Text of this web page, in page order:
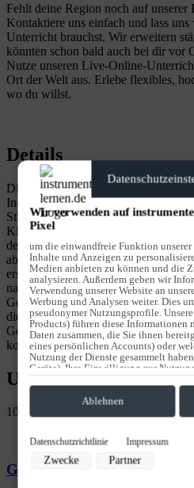
Fehlt deine Region noch auf
Kontaktiere uns einfach und lass
Unterricht brauchst. Wir erweitern
könnten schon bald auch bei dir vor
Nutze unseren Live-Online-
Ort der Welt aus. Erlebe flexibles,
wo du willst.
Details
Die Ausbildung der Stimme erfordert
Individuelle Merkmale sollen im
Stimmbildung erhalten bleiben.
Klangfarben können in der
dem Stil entsprechend aussagekräftig
aber immer in der Absicht des
erscheinen, weil es nicht anders
natürliche und von allen
Gesangstimme. Der Weg dorthin ist
die bei „Stiegler & Friends“ immer
Gesangsunterrichtes bildet.
kostenfreien Probestunde. Wir
Unsere
10
Geige
Wir verwenden auf
Pixel
um die einwandfreie Funktion unserer
Inhalte und Anzeigen zu
Medien anbieten zu können und die
analysieren. Außerdem geben wir
Verwendung unserer Website an
Werbung und Analysen weiter. Dies
pseudonymer Nutzungsprofile.
Products) führen diese Informationen
Daten zusammen, die Sie ihnen
eines persönlichen Accounts) oder
Nutzung der Dienste gesammelt
Geräte). Ihre Einwilligung zur
Button links unten klicken und dort
Anpassungen vornehmen.
Verwendung reduzierter Daten zur
Datenschutzrichtlinie Impressum
Zwecke Partner
Ablehnen